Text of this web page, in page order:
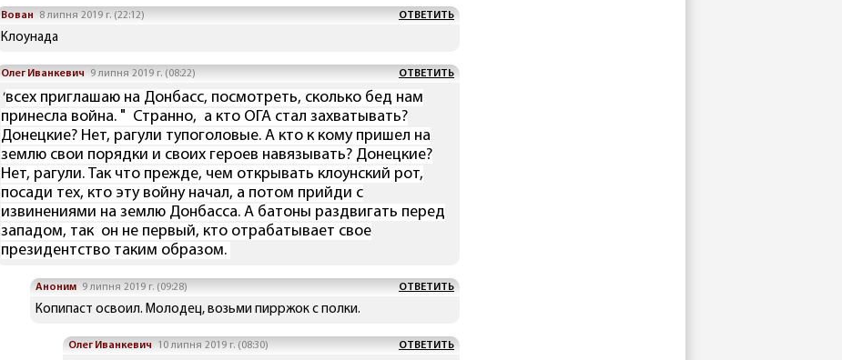
Вован 8 липня 2019 г. (22:12) ОТВЕТИТЬ
Клоунада
Олег Иванкевич 9 липня 2019 г. (08:22) ОТВЕТИТЬ
"всех приглашаю на Донбасс, посмотреть, сколько бед нам
принесла война. " Странно, а кто ОГА стал захватывать?
Донецкие? Нет, рагули тупоголовые. А кто к кому пришел на
землю свои порядки и своих героев навязывать? Донецкие?
Нет, рагули. Так что прежде, чем открывать клоунский рот,
посади тех, кто эту войну начал, а потом прийди с
извинениями на землю Донбасса. А батоны раздвигать перед
западом, так он не первый, кто отрабатывает свое
президентство таким образом.
Аноним 9 липня 2019 г. (09:28) ОТВЕТИТЬ
Копипаст освоил. Молодец, возьми пирржок с полки.
Олег Иванкевич 10 липня 2019 г. (08:30) ОТВЕТИТЬ